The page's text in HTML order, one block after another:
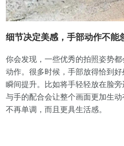
细节决定美感，手部动作不能
你会发现，一些优秀的拍照姿势
动作。很多时候，手部放得恰到
瞬间提升。比如将手轻轻放在脸
与手的配合会让整个画面更加生
不再单调，而且更具生活感。